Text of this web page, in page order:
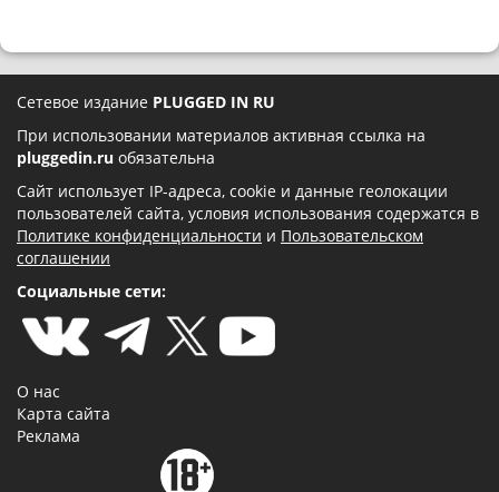
Сетевое издание PLUGGED IN RU
При использовании материалов активная ссылка на
pluggedin.ru обязательна
Сайт использует IP-адреса, cookie и данные геолокации
пользователей сайта, условия использования содержатся в
Политике конфиденциальности и Пользовательском
соглашении
Социальные сети:
О нас
Карта сайта
Реклама